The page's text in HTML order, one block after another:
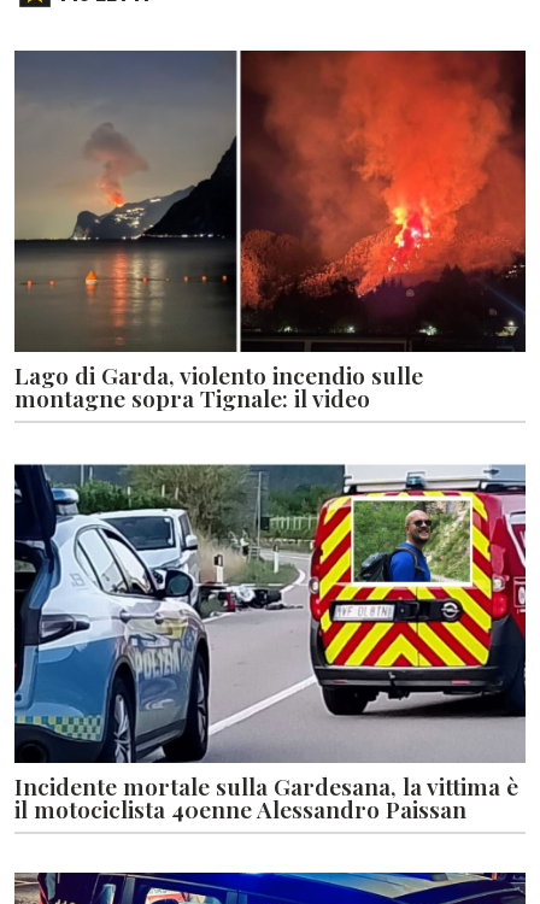
Lago di Garda, violento incendio sulle
montagne sopra Tignale: il video
Incidente mortale sulla Gardesana, la vittima è
il motociclista 40enne Alessandro Paissan